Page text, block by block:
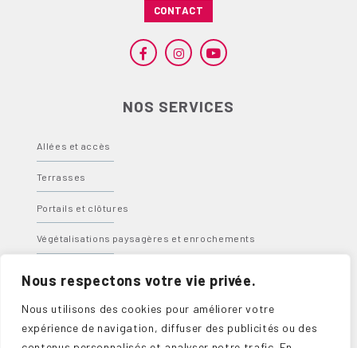
Nous respectons votre vie privée.
Nous utilisons des cookies pour améliorer votre
expérience de navigation, diffuser des publicités ou des
CONTACT
NOS SERVICES
Allées et accès
Terrasses
Portails et clôtures
Végétalisations paysagères et enrochements